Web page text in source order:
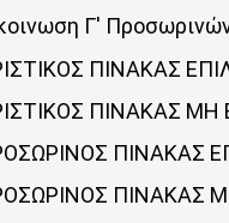
Γ'
ΠΙΝΑΚΑΣ
ΠΙΝΑΚΑΣ ΜΗ
ΠΙΝΑΚΑΣ
ΠΙΝΑΚΑΣ